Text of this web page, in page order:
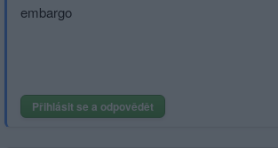
embargo
Přihlásit se a odpovědět